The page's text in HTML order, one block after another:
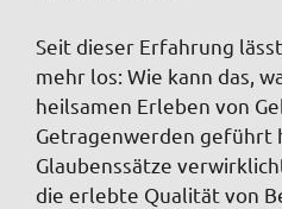
Seit dieser Erfahrung
mehr los: Wie kann das,
heilsamen Erleben von
Getragenwerden geführt
Glaubenssätze
die erlebte Qualität von